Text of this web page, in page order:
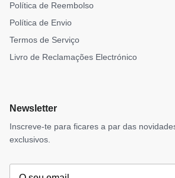
Política de Reembolso
Política de Envio
Termos de Serviço
Livro de Reclamações Electrónico
Newsletter
Inscreve-te para ficares a par das
exclusivos.